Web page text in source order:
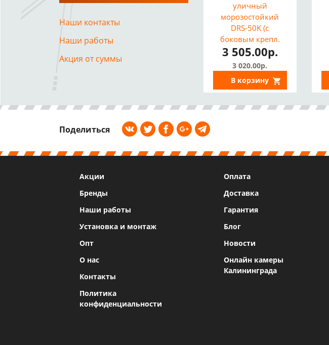
Наши контакты
Наши работы
Акция от суммы
уличный
морозостойкий
DRS-50K (с
боковым крепл.
для калиток без
перекладины)
3 505.00р.
3 020.00р.
В корзину
Поделиться
Акции
Бренды
Наши работы
Установка и монтаж
Опт
О нас
Контакты
Политика
конфиденциальности
Оплата
Доставка
Гарантия
Блог
Новости
Онлайн камеры
Калининграда